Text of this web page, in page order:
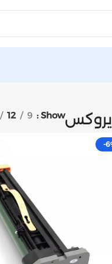
Show
9
12
-